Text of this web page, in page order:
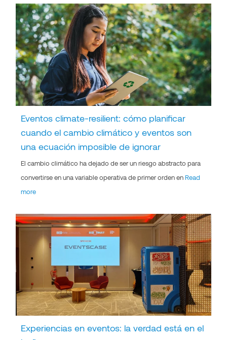
Eventos climate-resilient: cómo planificar
cuando el cambio climático y eventos son
una ecuación imposible de ignorar
El cambio climático ha dejado de ser un riesgo abstracto para
convertirse en una variable operativa de primer orden enRead
more
Experiencias en eventos: la verdad está en el